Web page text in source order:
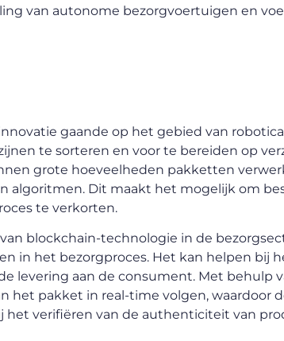
van autonome bezorgvoertuigen en
gaande op het gebied van
te sorteren en voor te bereiden op
grote hoeveelheden pakketten
algoritmen. Dit maakt het mogelijk om
te verkorten.
blockchain-technologie in de
in het bezorgproces. Het kan helpen bij
levering aan de consument. Met behulp
pakket in real-time volgen, waardoor
verifiëren van de authenticiteit van